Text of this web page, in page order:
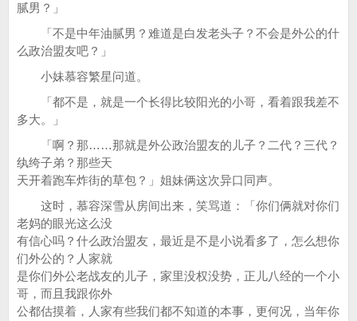
腻男？」
「不是中年油腻男？难道是白发老头子？不会是外公的什
么政治盟友吧？」
小妹慕容繁星问道。
「都不是，就是一个长得比较阳光的小哥，看着跟我差不
多大。」
「啊？那……那就是外公政治盟友的儿子？二代？三代？
纨绔子弟？那些天
天开着跑车炸街的草包？」姐妹俩这次异口同声。
这时，慕容深雪从房间出来，笑骂道：「你们俩就对你们
老妈的眼光这么没
有信心吗？什么政治盟友，最近是不是小说看多了，怎么想你
们外公的？人家就
是你们外公老战友的儿子，家里没权没势，正儿八经的一个小
哥，而且我跟你外
公都估摸着，人家有些我们都不知道的本事，更何况，当年你